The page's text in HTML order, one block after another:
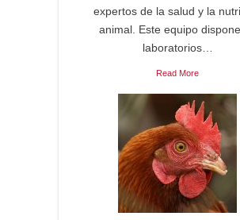
expertos de la salud y la
animal. Este equipo
laboratorios…
Read More